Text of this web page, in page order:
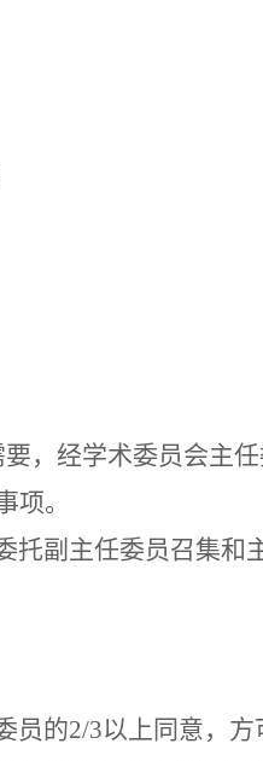
，经学术委员会主
。
托副主任委员召集和
员的2/3以上同意，方